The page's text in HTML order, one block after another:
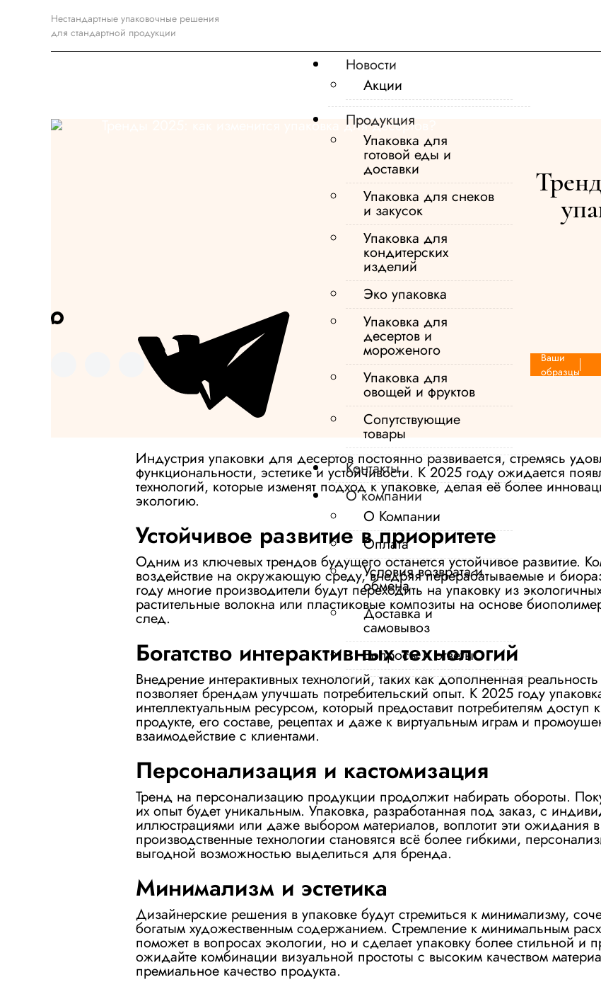
Нестандартные упаковочные решения
для стандартной продукции
Новости
Акции
Продукция
Упаковка для
готовой еды и
доставки
Упаковка для снеков
и закусок
Упаковка для
кондитерских
изделий
Эко упаковка
Упаковка для
десертов и
мороженого
Упаковка для
овощей и фруктов
Сопутствующие
товары
Контакты
О компании
О Компании
Оплата
Условия возврата и
обмена
Доставка и
самовывоз
Вопросы и ответы
Ваши
образцы
Индустрия упаковки для десертов постоянно развивается, стремясь
функциональности, эстетике и устойчивости. К 2025 году ожидается
технологий, которые изменят подход к упаковке, делая её более
экологию.
Устойчивое развитие в приоритете
Одним из ключевых трендов будущего останется устойчивое развитие.
воздействие на окружающую среду, внедряя перерабатываемые и
году многие производители будут переходить на упаковку из
растительные волокна или пластиковые композиты на основе
след.
Богатство интерактивных технологий
Внедрение интерактивных технологий, таких как дополненная
позволяет брендам улучшать потребительский опыт. К 2025 году
интеллектуальным ресурсом, который предоставит потребителям
продукте, его составе, рецептах и даже к виртуальным играм и
взаимодействие с клиентами.
Персонализация и кастомизация
Тренд на персонализацию продукции продолжит набирать обороты.
их опыт будет уникальным. Упаковка, разработанная под заказ, с
иллюстрациями или даже выбором материалов, воплотит эти ожидания
производственные технологии становятся всё более гибкими,
выгодной возможностью выделиться для бренда.
Минимализм и эстетика
Дизайнерские решения в упаковке будут стремиться к минимализму,
богатым художественным содержанием. Стремление к минимальным
поможет в вопросах экологии, но и сделает упаковку более стильной и
ожидайте комбинации визуальной простоты с высоким качеством
премиальное качество продукта.